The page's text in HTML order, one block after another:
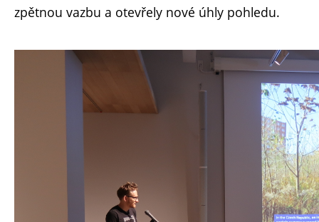
zpětnou vazbu a otevřely nové úhly pohledu.